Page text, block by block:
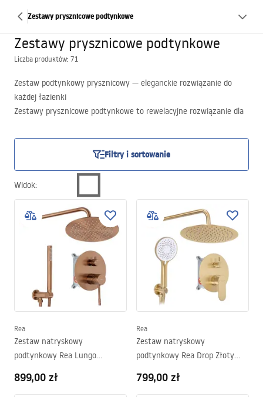
Zestawy prysznicowe podtynkowe
Zestawy prysznicowe podtynkowe
Liczba produktów: 71
Zestaw podtynkowy prysznicowy — eleganckie rozwiązanie do
każdej łazienki
Zestawy prysznicowe podtynkowe to rewelacyjne rozwiązanie dla
elementy zestawu są schowane pod tynkiem, całość tej armatury
łazienkowej prezentuje się bardzo schludnie i estetycznie. Na
stronie internetowej sklepu Rea można znaleźć szeroki wybór
takich zestawów prysznicowych w różnych kolorach i kształtach.
Zachęcamy do poznania ich już teraz!
Zestaw prysznicowy podtynkowy czarny — modny i stylowy
Filtry i sortowanie
Widok:
Rea
Zestaw natryskowy
podtynkowy Rea Lungo
+ BOX
899,00 zł
Rea
Zestaw natryskowy
podtynkowy Rea Drop Złoty
799,00 zł